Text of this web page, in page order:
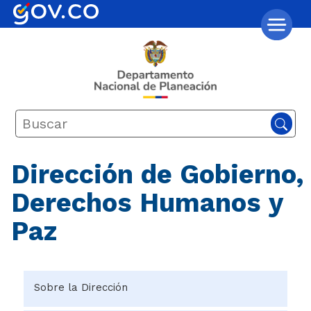
Dirección de Gobierno,
Derechos Humanos y
Paz
Sobre la Dirección